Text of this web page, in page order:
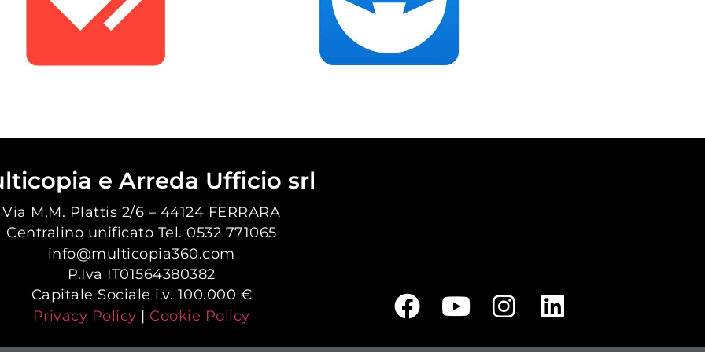
e Arreda Ufficio srl
Via M.M. Plattis 2/6 – 44124 FERRARA
Centralino unificato Tel. 0532 771065
info@multicopia360.com
P.Iva IT01564380382
Capitale Sociale i.v. 100.000 €
Privacy Policy | Cookie Policy